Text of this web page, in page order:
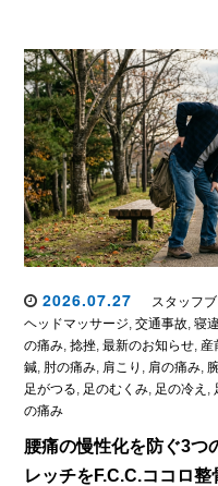
2026.07.27 スタッフ
ヘッドマッサージ, 交通事故, 寝
の痛み, 捻挫, 最新のお知らせ, 産
鍼, 肘の痛み, 肩こり , 肩の痛み,
足がつる, 足のむくみ, 足の冷え ,
の痛み
腰痛の慢性化を防ぐ3つ
レッチをF.C.C.ココロ